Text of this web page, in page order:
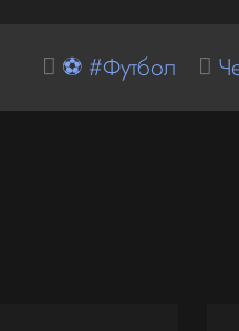
⚽ #Футбол